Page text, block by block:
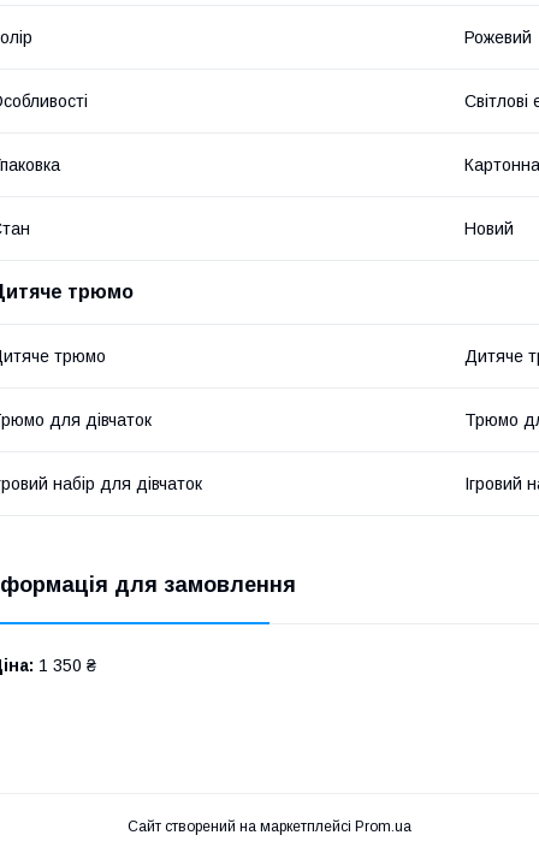
Рожевий
Новий
трюмо
трюмо Дитяче
для дівчаток Трюмо
набір для дівчаток Ігровий
для замовлення
1 350 ₴
Сайт створений на маркетплейсі Prom.ua